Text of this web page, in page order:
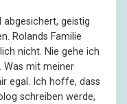
abgesichert, geistig
Rolands Familie
nicht. Nie gehe ich
Was mit meiner
egal. Ich hoffe, dass
schreiben werde,